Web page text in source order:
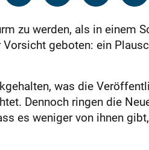
zu werden, als in einem
geboten: ein
was die
Dennoch ringen die
es weniger von ihnen